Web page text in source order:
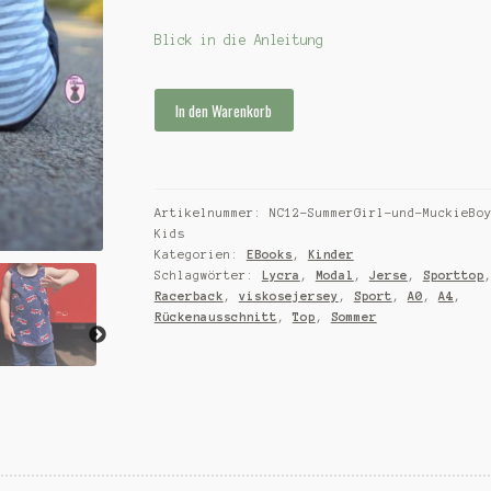
Blick in die Anleitung
Menge
In den Warenkorb
Artikelnummer: NC12-SummerGirl-und-
Kids
Kategorien: EBooks , Kinder
Schlagwörter: Lycra , Modal , Jerse , Sporttop ,
Racerback , viskosejersey , Sport , A0 , A4 ,
Rückenausschnitt ,Top , Sommer